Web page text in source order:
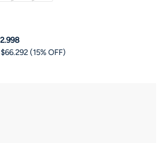
(15% OFF)